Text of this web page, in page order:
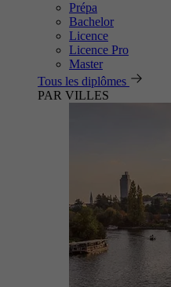
Prépa
Bachelor
Licence
Licence Pro
Master
Tous les diplômes
PAR VILLES